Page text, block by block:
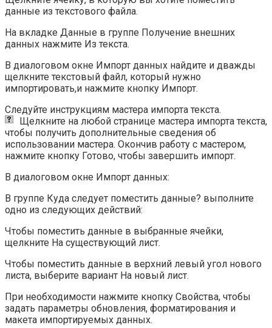
данные из текстового файла.
На вкладке Данные в группе Получение внешних
данных нажмите Из текста.
В диалоговом окне Импорт данных найдите и дважды
щелкните текстовый файл, который нужно
импортировать,и нажмите кнопку Импорт.
Следуйте инструкциям мастера импорта текста.
Щелкните на любой странице мастера импорта текста,
чтобы получить дополнительные сведения об
использовании мастера. Окончив работу с мастером,
нажмите кнопку Готово, чтобы завершить импорт.
В диалоговом окне Импорт данных:
В группе Куда следует поместить данные? выполните
одно из следующих действий:
Чтобы поместить данные в выбранные ячейки,
щелкните На существующий лист.
Чтобы поместить данные в верхний левый угол нового
листа, выберите вариант На новый лист.
При необходимости нажмите кнопку Свойства, чтобы
задать параметры обновления, форматирования и
макета импортируемых данных.